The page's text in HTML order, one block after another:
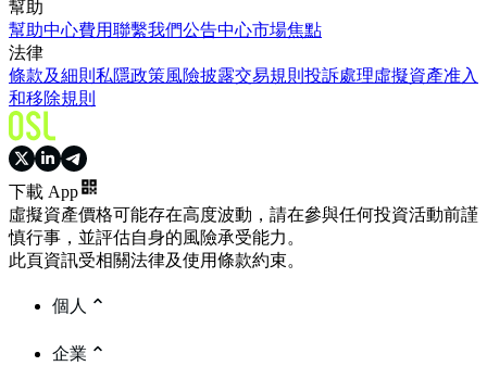
幫助
幫助中心費用聯繫我們公告中心市場焦點
法律
條款及細則 私隱政策風險披露交易規則 投訴處理虛擬資產准入
和移除規則
下載 App
虛擬資產價格可能存在高度波動，請在參與任何投資活動前謹
慎行事，並評估自身的風險承受能力。
此頁資訊受相關法律及使用條款約束。
個人
企業